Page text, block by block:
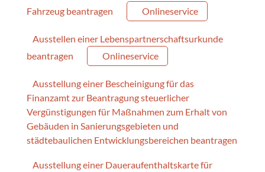
Fahrzeug beantragen
Onlineservice
Ausstellen einer Lebenspartnerschaftsurkunde
beantragen
Onlineservice
Ausstellung einer Bescheinigung für das
Finanzamt zur Beantragung steuerlicher
Vergünstigungen für Maßnahmen zum Erhalt von
Gebäuden in Sanierungsgebieten und
städtebaulichen Entwicklungsbereichen beantragen
Ausstellung einer Daueraufenthaltskarte für